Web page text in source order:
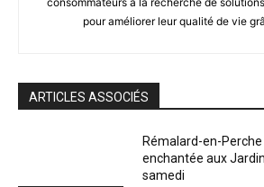
pour améliorer leur qualité de vie
ARTICLES ASSOCIÉS
Rémalard-en-Perche
enchantée aux
samedi